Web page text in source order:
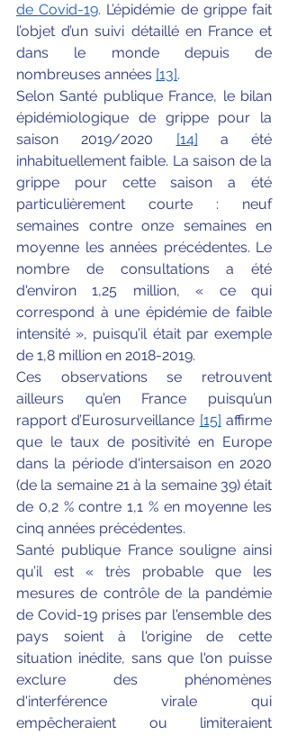
de Covid-19. L’épidémie de grippe fait
l’objet d’un suivi détaillé en France et
dans le monde depuis de
nombreuses années [13].
Selon Santé publique France, le bilan
épidémiologique de grippe pour la
saison 2019/2020 [14] a été
inhabituellement faible. La saison de la
grippe pour cette saison a été
particulièrement courte : neuf
semaines contre onze semaines en
moyenne les années précédentes. Le
nombre de consultations a été
d'environ 1,25 million, « ce qui
correspond à une épidémie de faible
intensité », puisqu’il était par exemple
de 1,8 million en 2018-2019.
Ces observations se retrouvent
ailleurs qu’en France puisqu’un
rapport d’Eurosurveillance [15] affirme
que le taux de positivité en Europe
dans la période d'intersaison en 2020
(de la semaine 21 à la semaine 39) était
de 0,2 % contre 1,1 % en moyenne les
cinq années précédentes.
Santé publique France souligne ainsi
qu’il est « très probable que les
mesures de contrôle de la pandémie
de Covid-19 prises par l'ensemble des
pays soient à l'origine de cette
situation inédite, sans que l'on puisse
exclure des phénomènes
d'interférence virale qui
empêcheraient ou limiteraient